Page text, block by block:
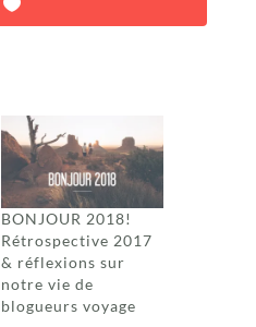
BONJOUR 2018!
Rétrospective 2017
& réflexions sur
notre vie de
blogueurs voyage